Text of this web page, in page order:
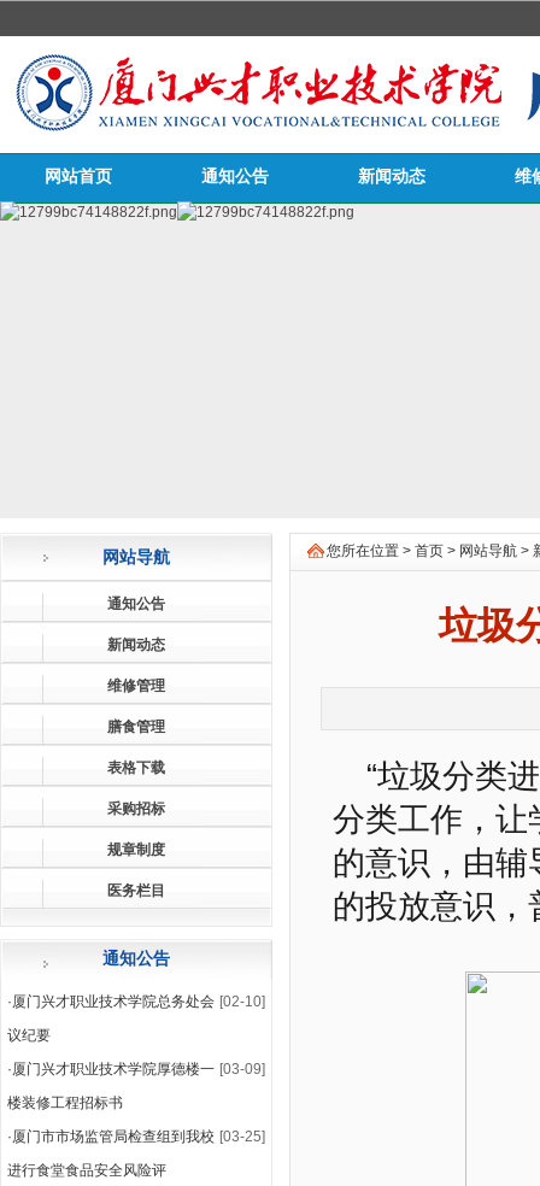
网站首页 通知公告 新闻动态 维
网站导航
通知公告
新闻动态
维修管理
膳食管理
表格下载
采购招标
规章制度
医务栏目
通知公告
[02-10]
·厦门兴才职业技术学院总务处会
议纪要
[03-09]
·厦门兴才职业技术学院厚德楼一
楼装修工程招标书
[03-25]
·厦门市市场监管局检查组到我校
进行食堂食品安全风险评
您所在位置 > 首页 > 网站导航 >
垃圾
“垃圾分类
分类工作，让
的意识，由辅
的投放意识，